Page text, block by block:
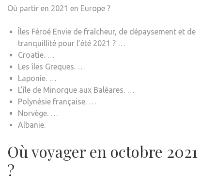
Où partir en 2021 en Europe ?
Îles Féroé Envie de fraîcheur, de dépaysement et de
tranquillité pour l’été 2021 ? …
Croatie. …
Les îles Greques. …
Laponie. …
L’île de Minorque aux Baléares. …
Polynésie française. …
Norvège. …
Albanie.
Où voyager en octobre 2021
?